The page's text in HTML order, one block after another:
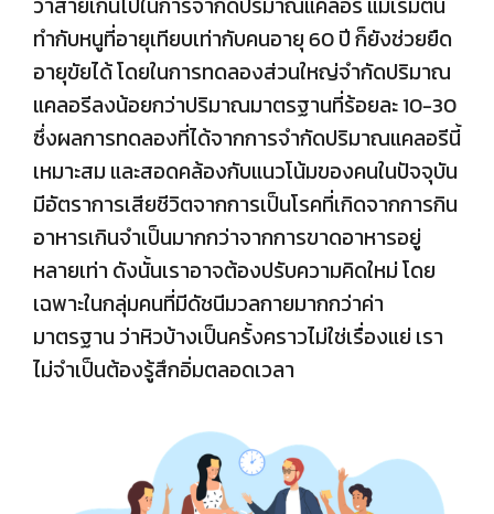
ทำกับหนูที่อายุเทียบเท่ากับคนอายุ 60 ปี ก็ยังช่วยยืด
อายุขัยได้ โดยในการทดลองส่วนใหญ่จำกัดปริมาณ
แคลอรีลงน้อยกว่าปริมาณมาตรฐานที่ร้อยละ 10-30
ซึ่งผลการทดลองที่ได้จากการจำกัดปริมาณแคลอรีนี้
เหมาะสม และสอดคล้องกับแนวโน้มของคนในปัจจุบัน
มีอัตราการเสียชีวิตจากการเป็นโรคที่เกิดจากการกิน
อาหารเกินจำเป็นมากกว่าจากการขาดอาหารอยู่
หลายเท่า ดังนั้นเราอาจต้องปรับความคิดใหม่ โดย
เฉพาะในกลุ่มคนที่มีดัชนีมวลกายมากกว่าค่า
มาตรฐาน ว่าหิวบ้างเป็นครั้งคราวไม่ใช่เรื่องแย่ เรา
ไม่จำเป็นต้องรู้สึกอิ่มตลอดเวลา